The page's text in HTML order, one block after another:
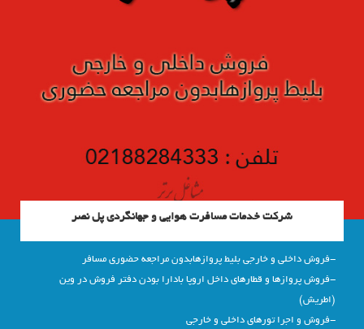
شرکت خدمات مسافرت هوایی و جهانگردی پل نصر
-فروش داخلی و خارجی بلیط پروازهابدون مراجعه حضوری مسافر
-فروش پروازها و قطارهای داخل اروپا بادارا بودن دفتر فروش در وین
(اطریش)
-فروش و اجرا تورهای داخلی و خارجی